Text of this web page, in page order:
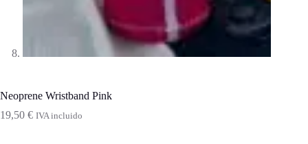
Neoprene Wristband Pink
19,50 € IVA incluido